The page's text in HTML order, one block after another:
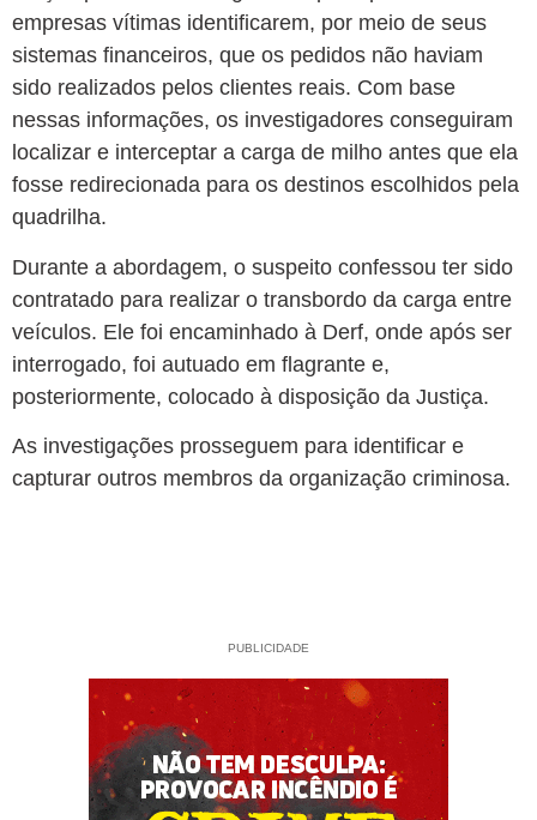
empresas vítimas identificarem, por meio de seus
sistemas financeiros, que os pedidos não haviam
sido realizados pelos clientes reais. Com base
nessas informações, os investigadores conseguiram
localizar e interceptar a carga de milho antes que ela
fosse redirecionada para os destinos escolhidos pela
quadrilha.
Durante a abordagem, o suspeito confessou ter sido
contratado para realizar o transbordo da carga entre
veículos. Ele foi encaminhado à Derf, onde após ser
interrogado, foi autuado em flagrante e,
posteriormente, colocado à disposição da Justiça.
As investigações prosseguem para identificar e
capturar outros membros da organização criminosa.
PUBLICIDADE